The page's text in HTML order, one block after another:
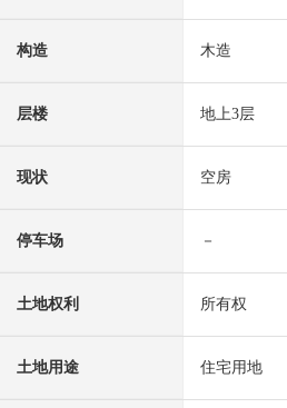
构造 木造
层楼 地上3层
现状 空房
停车场 －
土地权利 所有权
土地用途 住宅用地